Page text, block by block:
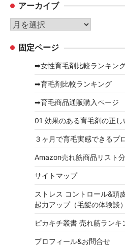
ゴ
リ
ー
アーカイブ
ア
カ 固定ページ
➡女性育毛剤比較ランキン
➡育毛剤比較ランキング
➡育毛商品通販購入ページ
01 効果のある育毛剤の正し
３ヶ月で育毛実感できるプ
Amazon売れ筋商品リスト
サイトマップ
ストレス コントロール&頭
起力アップ（毛髪の体験談）
ピカキチ叢書 売れ筋ランキ
プロフィール&お問合せ